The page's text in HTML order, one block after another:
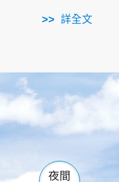
詳全文
滿州
森林遊樂區
墾管處遊客中心
社頂公園
船帆石香蕉灣
鵝鑾鼻
夜間